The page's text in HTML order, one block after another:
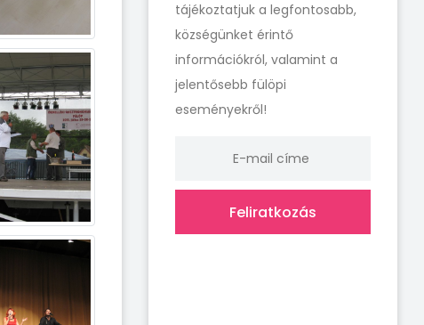
tájékoztatjuk a legfontosabb,
községünket érintő
információkról, valamint a
jelentősebb fülöpi
eseményekről!
Feliratkozás